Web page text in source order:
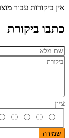
אין ביקורות עבור
כתבו ביקורת
ציון
שמירה